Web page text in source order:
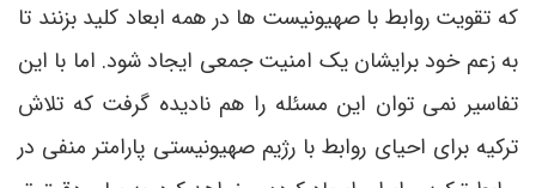
که تقویت روابط با صهیونیست ها در همه ابعاد کلید بزنند تا
به زعم خود برایشان یک امنیت جمعی ایجاد شود. اما با این
تفاسیر نمی توان این مسئله را هم نادیده گرفت که تلاش
ترکیه برای احیای روابط با رژیم صهیونیستی پارامتر منفی در